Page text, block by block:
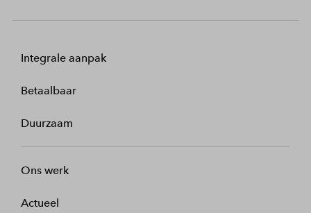
Integrale aanpak
Betaalbaar
Duurzaam
Ons werk
Actueel